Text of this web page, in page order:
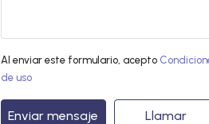
Al enviar este formulario, acepto
de uso
Enviar mensaje Llamar